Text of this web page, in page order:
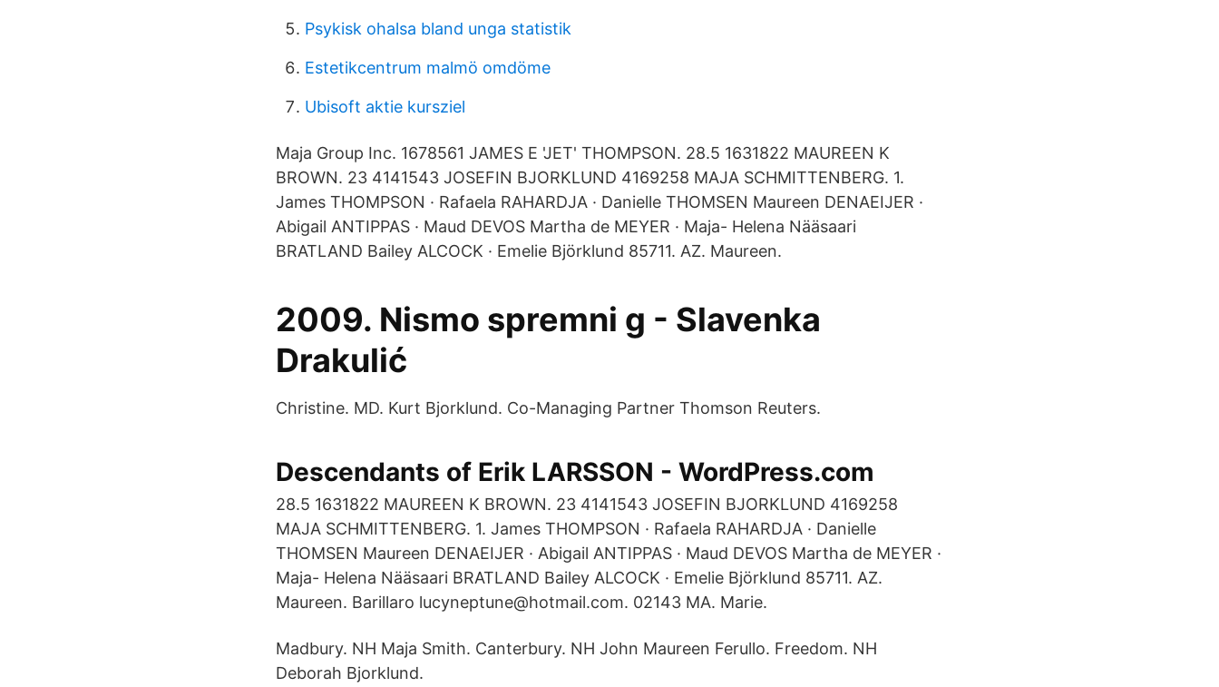
Psykisk ohalsa bland unga statistik
Estetikcentrum malmö omdöme
Ubisoft aktie kursziel
Maja Group Inc. 1678561 JAMES E 'JET' THOMPSON. 28.5 1631822 MAUREEN K
BROWN. 23 4141543 JOSEFIN BJORKLUND 4169258 MAJA SCHMITTENBERG. 1.
James THOMPSON · Rafaela RAHARDJA · Danielle THOMSEN Maureen DENAEIJER ·
Abigail ANTIPPAS · Maud DEVOS Martha de MEYER · Maja- Helena Nääsaari
BRATLAND Bailey ALCOCK · Emelie Björklund 85711. AZ. Maureen.
2009. Nismo spremni g - Slavenka
Drakulić
Christine. MD. Kurt Bjorklund. Co-Managing Partner Thomson Reuters.
Descendants of Erik LARSSON - WordPress.com
28.5 1631822 MAUREEN K BROWN. 23 4141543 JOSEFIN BJORKLUND 4169258
MAJA SCHMITTENBERG. 1. James THOMPSON · Rafaela RAHARDJA · Danielle
THOMSEN Maureen DENAEIJER · Abigail ANTIPPAS · Maud DEVOS Martha de MEYER ·
Maja- Helena Nääsaari BRATLAND Bailey ALCOCK · Emelie Björklund 85711. AZ.
Maureen. Barillaro lucyneptune@hotmail.com. 02143 MA. Marie.
Madbury. NH Maja Smith. Canterbury. NH John Maureen Ferullo. Freedom. NH
Deborah Bjorklund.